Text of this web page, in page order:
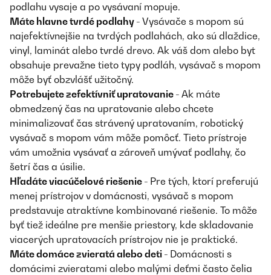
podlahu vysaje a po vysávaní mopuje.
Máte hlavne tvrdé podlahy - Vysávače s mopom sú
najefektívnejšie na tvrdých podlahách, ako sú dlaždice,
vinyl, laminát alebo tvrdé drevo. Ak váš dom alebo byt
obsahuje prevažne tieto typy podláh, vysávač s mopom
môže byť obzvlášť užitočný.
Potrebujete zefektívniť upratovanie - Ak máte
obmedzený čas na upratovanie alebo chcete
minimalizovať čas strávený upratovaním, robotický
vysávač s mopom vám môže pomôcť. Tieto prístroje
vám umožnia vysávať a zároveň umývať podlahy, čo
šetrí čas a úsilie.
Hľadáte viacúčelové riešenie - Pre tých, ktorí preferujú
menej prístrojov v domácnosti, vysávač s mopom
predstavuje atraktívne kombinované riešenie. To môže
byť tiež ideálne pre menšie priestory, kde skladovanie
viacerých upratovacích prístrojov nie je praktické.
Máte domáce zvieratá alebo deti - Domácnosti s
domácimi zvieratami alebo malými deťmi často čelia